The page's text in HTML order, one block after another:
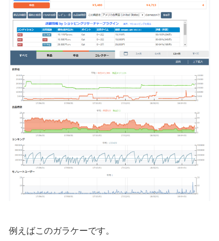
例えばこのガラケーです。